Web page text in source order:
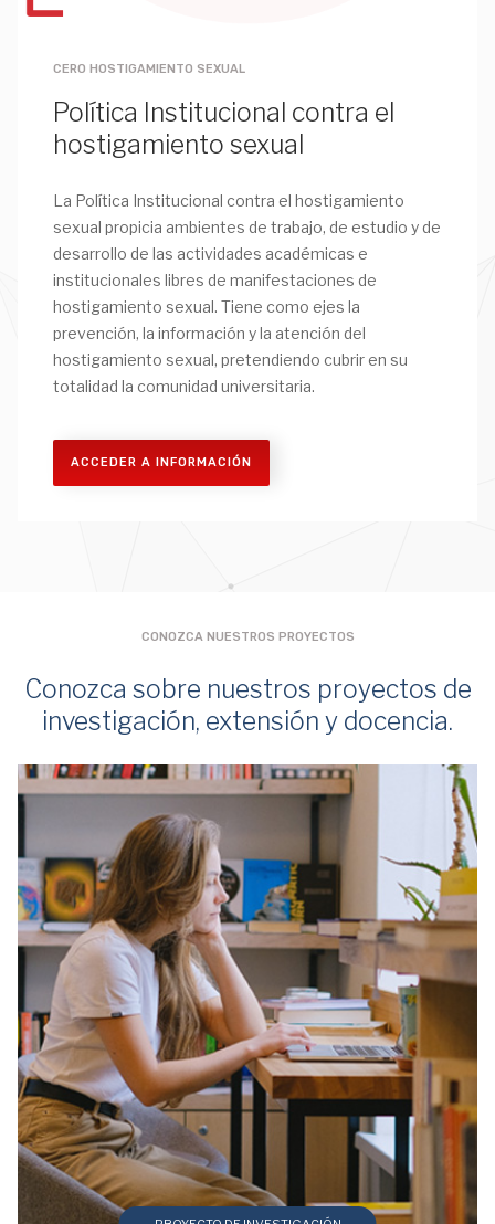
CERO HOSTIGAMIENTO SEXUAL
Política Institucional contra el
hostigamiento sexual
La Política Institucional contra el hostigamiento
sexual propicia ambientes de trabajo, de estudio y de
desarrollo de las actividades académicas e
institucionales libres de manifestaciones de
hostigamiento sexual. Tiene como ejes la
prevención, la información y la atención del
hostigamiento sexual, pretendiendo cubrir en su
totalidad la comunidad universitaria.
ACCEDER A INFORMACIÓN
CONOZCA NUESTROS PROYECTOS
Conozca sobre nuestros proyectos de
investigación, extensión y docencia.